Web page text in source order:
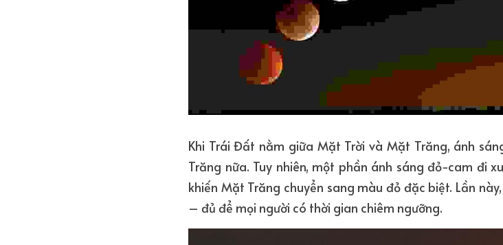
Khi Trái Đất nằm giữa Mặt Trời và Mặt Trăng, ánh
Trăng nữa. Tuy nhiên, một phần ánh sáng đỏ-cam đi
khiến Mặt Trăng chuyển sang màu đỏ đặc biệt. Lần
– đủ để mọi người có thời gian chiêm ngưỡng.